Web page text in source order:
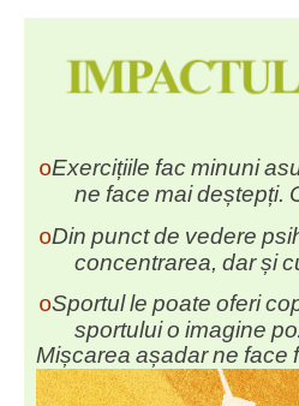
oExercițiile fac minuni
ne face maideștepți.
oDin punctde vedere
concentrarea, darși
oSportulle poate oferi
sportuluio imagine
Mișcarea așadarne face